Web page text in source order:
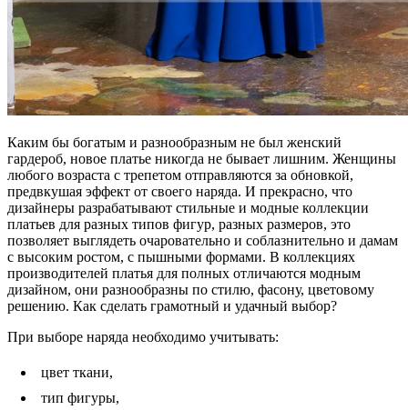
Каким бы богатым и разнообразным не был женский
гардероб, новое платье никогда не бывает лишним. Женщины
любого возраста с трепетом отправляются за обновкой,
предвкушая эффект от своего наряда. И прекрасно, что
дизайнеры разрабатывают стильные и модные коллекции
платьев для разных типов фигур, разных размеров, это
позволяет выглядеть очаровательно и соблазнительно и дамам
с высоким ростом, с пышными формами. В коллекциях
производителей платья для полных отличаются модным
дизайном, они разнообразны по стилю, фасону, цветовому
решению. Как сделать грамотный и удачный выбор?
При выборе наряда необходимо учитывать:
цвет ткани,
тип фигуры,